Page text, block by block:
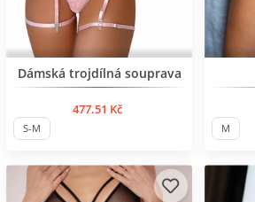
Dámská trojdílná souprava
477.51 Kč
S-M M